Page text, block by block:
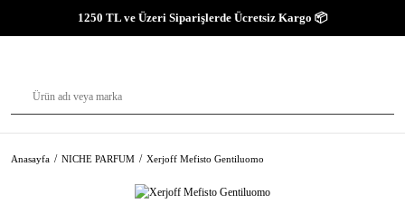
1250 TL ve Üzeri Siparişlerde Ücretsiz Kargo 📦
Anasayfa NICHE PARFUM Xerjoff Mefisto Gentiluomo